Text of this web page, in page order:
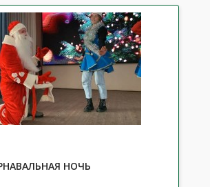
НОЧЬ